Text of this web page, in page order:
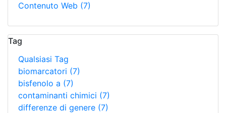
Contenuto Web (7)
Tag
Qualsiasi Tag
biomarcatori (7)
bisfenolo a (7)
contaminanti chimici (7)
differenze di genere (7)